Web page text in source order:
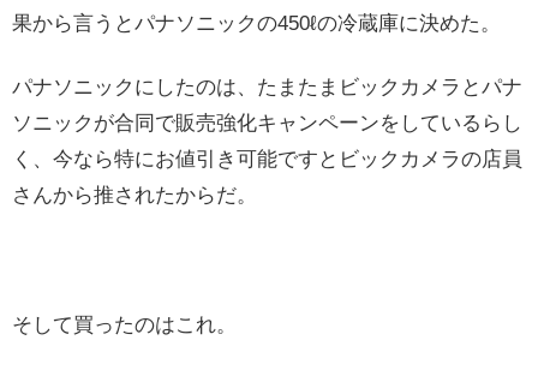
果から言うとパナソニックの450ℓの冷蔵庫に決めた。
パナソニックにしたのは、たまたまビックカメラとパナ
ソニックが合同で販売強化キャンペーンをしているらし
く、今なら特にお値引き可能ですとビックカメラの店員
さんから推されたからだ。
そして買ったのはこれ。